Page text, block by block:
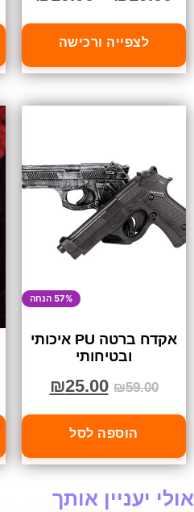
לצפייה ורכישה
57% הנחה
אקדח ברטה PU איכותי
ובטיחותי
₪59.00
₪25.00
הוספה לסל
אולי יעניין אותך